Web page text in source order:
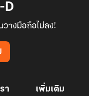
D
างมือถือไม่ลง!
า เพิ่มเติม